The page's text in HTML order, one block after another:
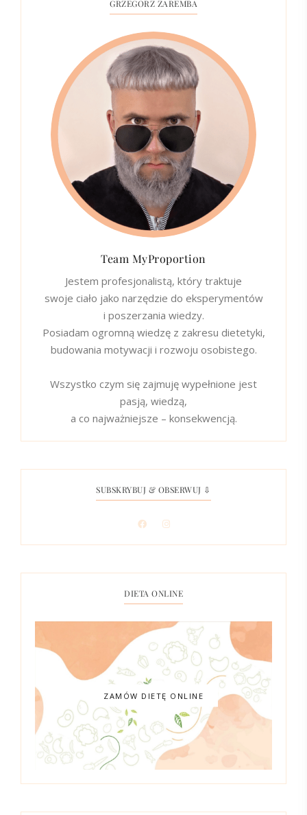
GRZEGORZ ZAREMBA
Team MyProportion
Jestem profesjonalistą, który traktuje
swoje ciało jako narzędzie do eksperymentów
i poszerzania wiedzy.
Posiadam ogromną wiedzę z zakresu dietetyki,
budowania motywacji i rozwoju osobistego.
Wszystko czym się zajmuję wypełnione jest
pasją, wiedzą,
a co najważniejsze – konsekwencją.
SUBSKRYBUJ & OBSERWUJ ⇩
DIETA ONLINE
ZAMÓW DIETĘ ONLINE